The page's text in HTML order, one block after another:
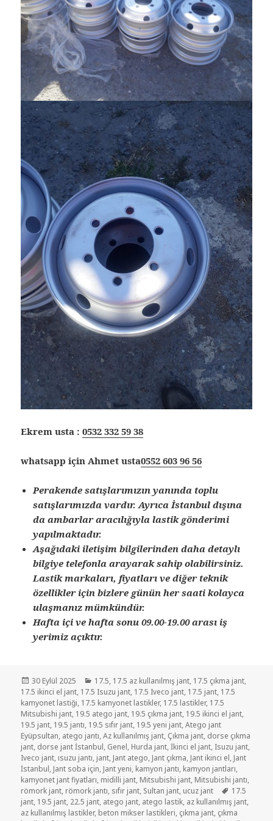
Ekrem usta :0532 332 59 38
whatsapp için Ahmet usta0552 603 96 56
Perakende satışlarımızın yanında toplu
satışlarımızda vardır. Ayrıca İstanbul dışına
da ambarlar aracılığıyla lastik gönderimi
yapılmaktadır.
Aşağıdaki iletişim bilgilerinden daha detaylı
bilgiye telefonla arayarak sahip olabilirsiniz.
Lastik markaları, fiyatları ve diğer teknik
özellikler için bizlere günün her saati kolayca
ulaşmanız mümkündür.
Hafta içi ve hafta sonu 09.00-19.00 arası iş
yerimiz açıktır.
Yayın
tarihi
30 Eylül 2025 Kategoriler
17.5, 17.5 az kullanılmış jant, 17.5 çıkma jant,
17.5 ikinci el jant, 17.5 Isuzu jant, 17.5 Iveco jant, 17.5 jant, 17.5
kamyonet lastiği, 17.5 kamyonet lastikler, 17.5 lastikler, 17.5
Mitsubishi jant, 19.5 atego jant, 19.5 çıkma jant, 19.5 ikinci el jant,
19.5 jant, 19.5 jantı, 19.5 sıfır jant, 19.5 yeni jant,Atego jant
Eyüpsultan, atego jantı,Az kullanılmış jant, Çıkma jant, dorse çıkma
jant, dorse jant İstanbul, Genel, Hurda jant,İkinci el jant, Isuzu jant,
Iveco jant, ısuzu jantı, jant, Jant atego, Jant çıkma, Jant ikinci el, Jant
İstanbul, Jant soba için, Jant yeni, kamyon jantı, kamyon jantları,
kamyonet jant fiyatları, midilli jant, Mitsubishi jant, Mitsubishi jantı,
römork jant, römork jantı, sıfır jant, Sultan jant, ucuz jant Etiketler
17.5
jant, 19.5 jant, 22.5 jant, atego jant, atego lastik, az kullanılmış jant,
az kullanılmış lastikler, beton mikser lastikleri, çıkma jant, çıkma